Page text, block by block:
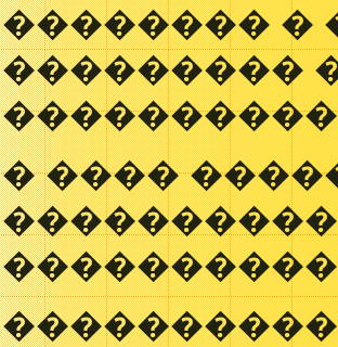
�������� �
���������
� ����